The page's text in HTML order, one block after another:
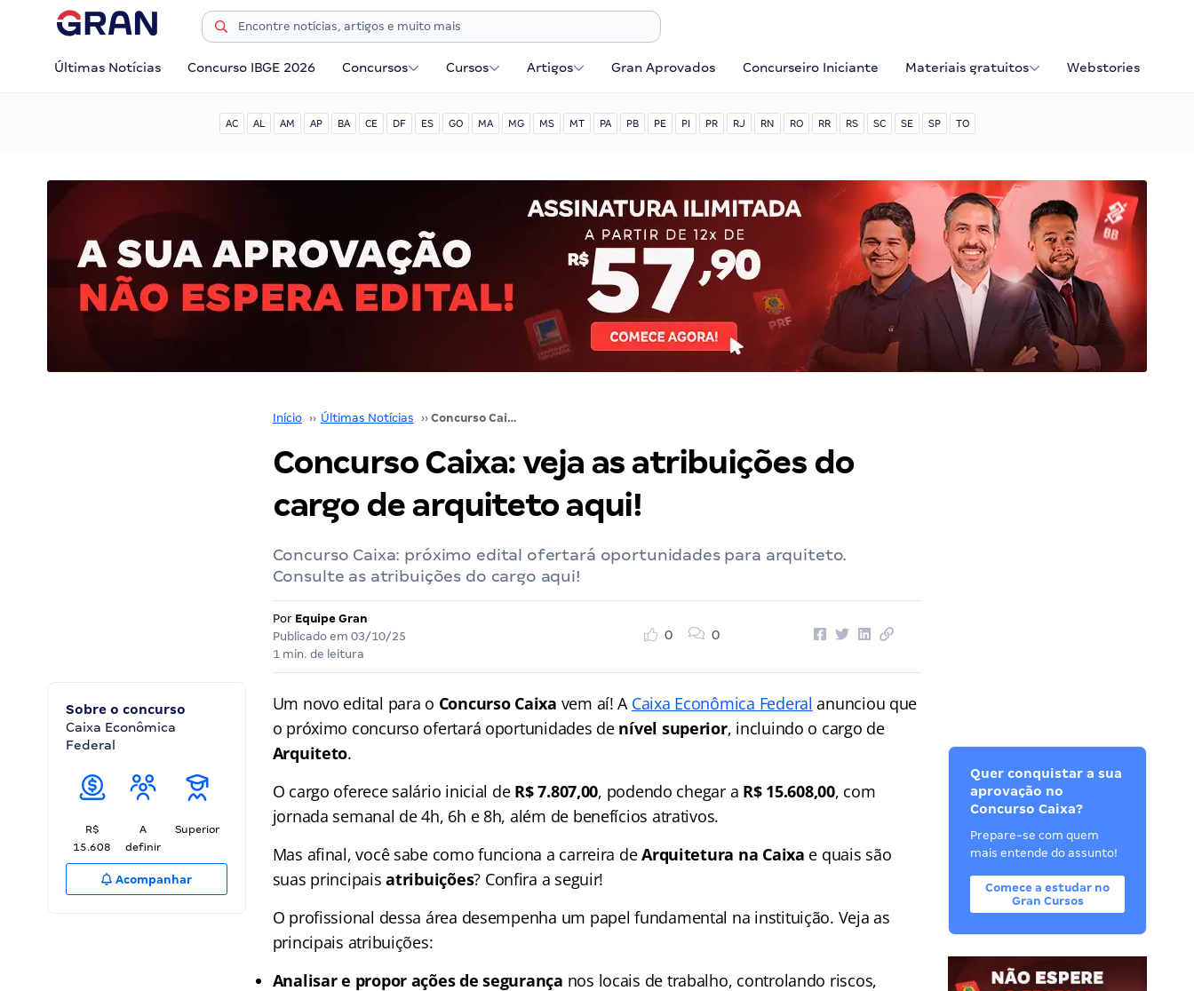
Últimas Notícias Concurso IBGE 2026 Concursos Cursos Artigos Gran Aprovados Concurseiro Iniciante Materiais gratuitos Webstories
AC AL AM AP BA CE DF ES GO MA MG MS MT PA PB PE PI PR RJ RN RO RR RS SC SE SP TO
Início ›› Últimas Notícias ›› Concurso Caixa: veja as atribuições do cargo de arquiteto aqui!
Concurso Caixa: veja as atribuições do
cargo de arquiteto aqui!
Concurso Caixa: próximo edital ofertará oportunidades para arquiteto.
Consulte as atribuições do cargo aqui!
Por Equipe Gran
Publicado em 03/10/25
1 min. de leitura
0 0
Sobre o concurso
Caixa Econômica
Federal
R$
15.608
A
definir
Superior
Acompanhar
Um novo edital para o Concurso Caixa vem aí! A Caixa Econômica Federal anunciou que
o próximo concurso ofertará oportunidades de nível superior, incluindo o cargo de
Arquiteto.
O cargo oferece salário inicial de R$ 7.807,00, podendo chegar a R$ 15.608,00, com
jornada semanal de 4h, 6h e 8h, além de benefícios atrativos.
Mas afinal, você sabe como funciona a carreira deArquitetura na Caixa e quais são
suas principaisatribuições? Confira a seguir!
O profissional dessa área desempenha um papel fundamental na instituição. Veja as
principais atribuições:
Analisar e propor ações de segurança nos locais de trabalho, controlando riscos,
Quer conquistar a sua
aprovação no
Concurso Caixa?
Prepare-se com quem
mais entende do assunto!
Comece a estudar no
Gran Cursos